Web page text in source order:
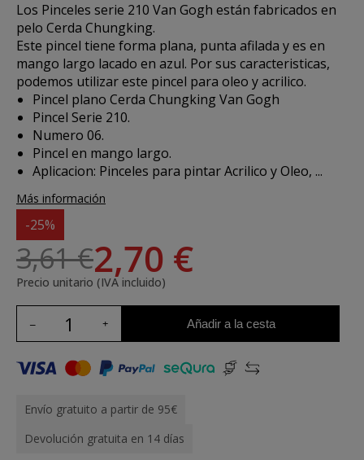
Los Pinceles serie 210 Van Gogh están fabricados en
pelo Cerda Chungking.
Este pincel tiene forma plana, punta afilada y es en
mango largo lacado en azul. Por sus caracteristicas,
podemos utilizar este pincel para oleo y acrilico.
Pincel plano Cerda Chungking Van Gogh
Pincel Serie 210.
Numero 06.
Pincel en mango largo.
Aplicacion: Pinceles para pintar Acrilico y Oleo, ...
Más información
-25%
3,61 €2,70 €
Precio unitario (IVA incluido)
Añadir a la cesta
Envío gratuito a partir de 95€
Devolución gratuita en 14 días